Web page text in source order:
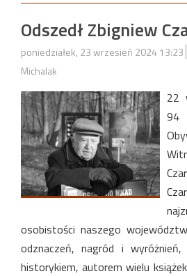
Odszedł Zbigniew
poniedziałek, 23 wrzesień 2024 13:23
Michalak
22
94
osobistości naszego
odznaczeń, nagród i
historykiem, autorem wielu